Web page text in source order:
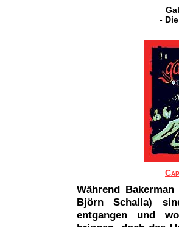
-
Während
Björn Schalla)
entgangen und